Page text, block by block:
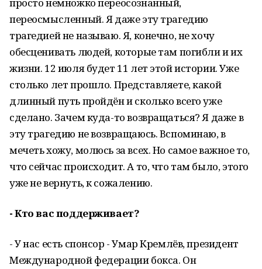
переосмысленный. Я даже эту трагедию
трагедией не называю. Я, конечно, не хочу
обесценивать людей, которые там погибли и их
жизни. 12 июля будет 11 лет этой истории. Уже
столько лет прошло. Представляете, какой
длинный путь пройдён и сколько всего уже
сделано. Зачем куда-то возвращаться? Я даже в
эту трагедию не возвращаюсь. Вспоминаю, в
мечеть хожу, молюсь за всех. Но самое важное то,
что сейчас происходит. А то, что там было, этого
уже не вернуть, к сожалению.
- Кто вас поддерживает?
- У нас есть спонсор - Умар Кремлёв, президент
Международной федерации бокса. Он